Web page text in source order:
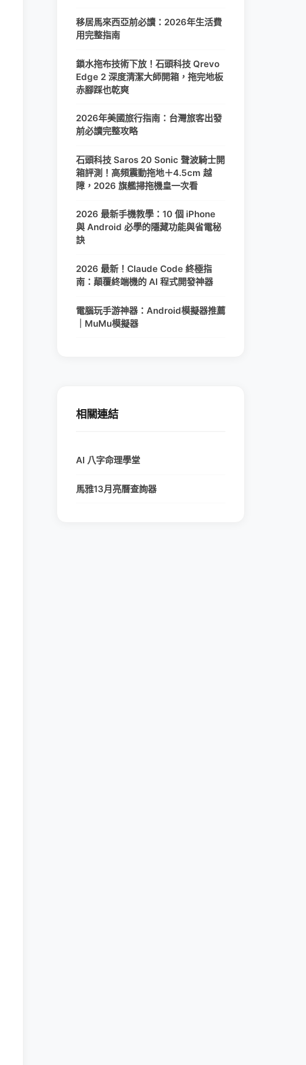
移居馬來西亞前必讀：2026年生活費
用完整指南
鎖水拖布技術下放！石頭科技 Qrevo
Edge 2 深度清潔大師開箱，拖完地板
赤腳踩也乾爽
2026年美國旅行指南：台灣旅客出發
前必讀完整攻略
石頭科技 Saros 20 Sonic 聲波騎士開
箱評測！高頻震動拖地＋4.5cm 越
障，2026 旗艦掃拖機皇一次看
2026 最新手機教學：10 個 iPhone
與 Android 必學的隱藏功能與省電秘
訣
2026 最新！Claude Code 終極指
南：顛覆終端機的 AI 程式開發神器
電腦玩手游神器：Android模擬器推薦
｜MuMu模擬器
相關連結
AI 八字命理學堂
馬雅13月亮曆查詢器